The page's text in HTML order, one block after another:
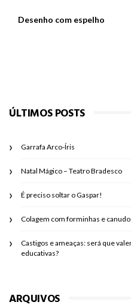
Desenho com espelho
ÚLTIMOS POSTS
Garrafa Arco-Íris
Natal Mágico – Teatro Bradesco
É preciso soltar o Gaspar!
Colagem com forminhas e
Castigos e ameaças: será que
educativas?
ARQUIVOS